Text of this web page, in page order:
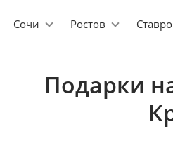
Сочи Ростов
Подарки